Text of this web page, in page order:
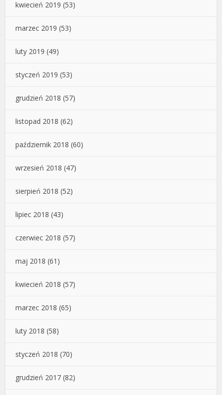
kwiecień 2019 (53)
marzec 2019 (53)
luty 2019 (49)
styczeń 2019 (53)
grudzień 2018 (57)
listopad 2018 (62)
październik 2018 (60)
wrzesień 2018 (47)
sierpień 2018 (52)
lipiec 2018 (43)
czerwiec 2018 (57)
maj 2018 (61)
kwiecień 2018 (57)
marzec 2018 (65)
luty 2018 (58)
styczeń 2018 (70)
grudzień 2017 (82)